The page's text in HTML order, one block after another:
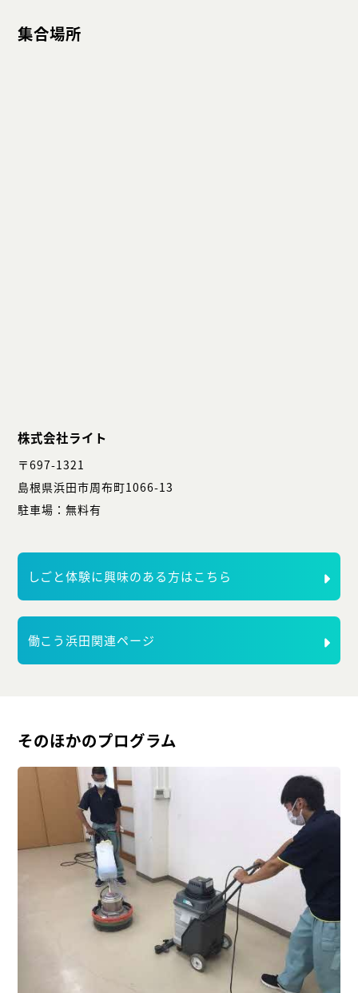
集合場所
株式会社ライト
〒697-1321
島根県浜田市周布町1066-13
駐車場：無料有
しごと体験に興味のある方はこちら
働こう浜田関連ページ
そのほかのプログラム